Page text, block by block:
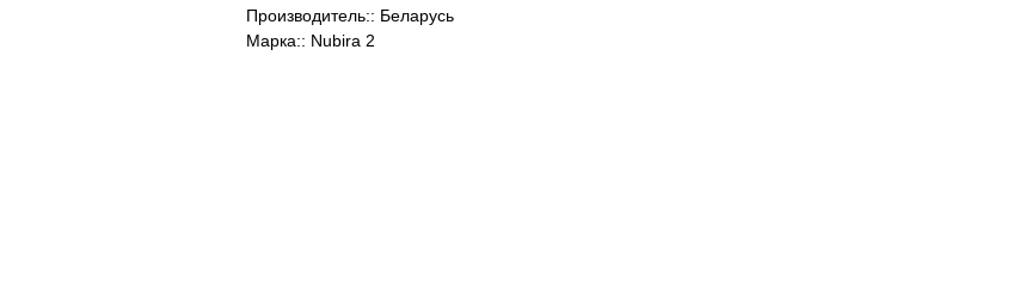
Производитель:: Беларусь
Марка:: Nubira 2